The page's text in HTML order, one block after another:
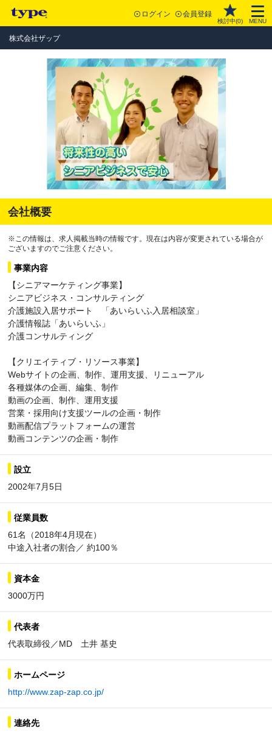
ログイン 会員登録
検討中(0) MENU
株式会社ザップ
会社概要
※この情報は、求人掲載当時の情報です。現在は内容が変更されている場合が
ございますのでご注意ください。
事業内容
【シニアマーケティング事業】
シニアビジネス・コンサルティング
介護施設入居サポート 「あいらいふ入居相談室」
介護情報誌「あいらいふ」
介護コンサルティング
【クリエイティブ・リソース事業】
Webサイトの企画、制作、運用支援、リニューアル
各種媒体の企画、編集、制作
動画の企画、制作、運用支援
営業・採用向け支援ツールの企画・制作
動画配信プラットフォームの運営
動画コンテンツの企画・制作
設立
2002年7月5日
従業員数
61名（2018年4月現在）
中途入社者の割合／ 約100％
資本金
3000万円
代表者
代表取締役／MD 土井 基史
ホームページ
http://www.zap-zap.co.jp/
連絡先